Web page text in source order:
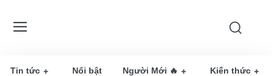
Tin tức Nổi bật Người Mới 🔥 Kiến thức